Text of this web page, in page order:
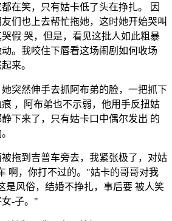
在笑，只有姑卡低了头在挣扎。 因
们也上去帮忙拖她，这时她开始哭叫
假 哭，但是，看见这批人如此粗暴
。我咬住下唇看这场闹剧如何收场
来。
突然伸手去抓阿布弟的脸，一把抓下
，阿布弟也不示弱，他用手反扭姑
下来了，只有姑卡口中偶尔发出 的
拖到吉普车旁去，我紧张极了，对姑
啊，你打不过的。"姑卡的哥哥对我
是风俗，结婚不挣扎，事后要 被人笑
-子。"